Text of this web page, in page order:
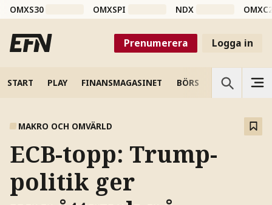
OMXS30 OMXSPI NDX
Prenumerera Logga in
START PLAY FINANSMAGASINET BÖRS VETENSKAP
MAKRO OCH OMVÄRLD
ECB-topp: Trump-
politik ger